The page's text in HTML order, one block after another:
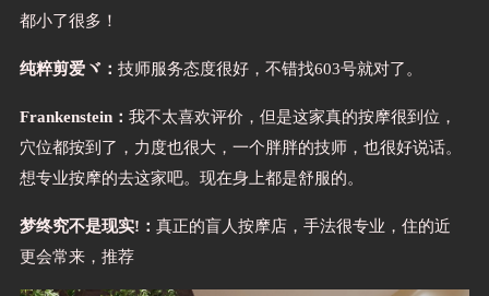
都小了很多！
纯粹剪爱ヾ： 技师服务态度很好，不错找603号就对了。
Frankenstein： 我不太喜欢评价，但是这家真的按摩很到位，
穴位都按到了，力度也很大，一个胖胖的技师，也很好说话。
想专业按摩的去这家吧。现在身上都是舒服的。
梦终究不是现实!： 真正的盲人按摩店，手法很专业，住的近
更会常来，推荐